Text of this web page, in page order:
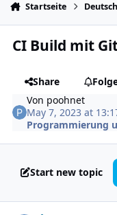
Startseite Deutsch
CI Build mit
Share
Von poohnet
May 7, 2023 at
Programmierung
Start new topic